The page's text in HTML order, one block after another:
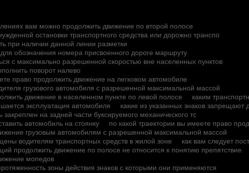
вам можно продолжить движение по второй полосе
остановки транспортного средства или дорожно транспо
при наличии данной линии разметки
обозначения номера присвоенного дороге маршруту
с максимально разрешенной скоростью вне населенных пунктов
поворот налево
право продолжить движение на легковом автомобиле
грузового автомобиля с разрешенной максимальной массой
движение в населенном пункте по левой полосе
каким
эксплуатация автомобиля
какие из указанных знаков
на задней части буксируемого механического тс
автомобиль на стоянку
по какой траектории вы имеете право
грузовым автомобилям с разрешенной максимальной массой
водителям транспортных средств в жилой зоне
как вам следует
продолжить движение по полосе не относится к понятию препятствие
мопедов
зоны действия знаков с которыми они применяются